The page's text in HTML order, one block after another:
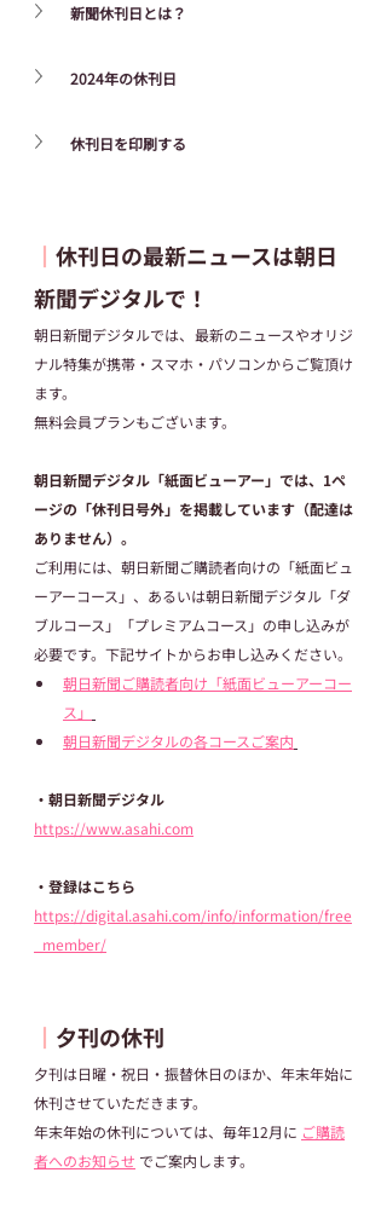
新聞休刊日とは？
2024年の休刊日
休刊日を印刷する
┃ 休刊日の最新ニュースは朝日
新聞デジタルで！
朝日新聞デジタルでは、最新のニュースやオリジ
ナル特集が携帯・スマホ・パソコンからご覧頂け
ます。
無料会員プランもございます。
朝日新聞デジタル「紙面ビューアー」では、1ペ
ージの「休刊日号外」を掲載しています（配達は
ありません）。
ご利用には、朝日新聞ご購読者向けの「紙面ビュ
ーアーコース」、あるいは朝日新聞デジタル「ダ
ブルコース」「プレミアムコース」の申し込みが
必要です。下記サイトからお申し込みください。
朝日新聞ご購読者向け「紙面ビューアーコー
ス」
朝日新聞デジタルの各コースご案内
・朝日新聞デジタル
https://www.asahi.com
・登録はこちら
https://digital.asahi.com/info/information/free
_member/
┃ 夕刊の休刊
夕刊は日曜・祝日・振替休日のほか、年末年始に
休刊させていただきます。
年末年始の休刊については、毎年12月に ご購読
者へのお知らせ でご案内します。